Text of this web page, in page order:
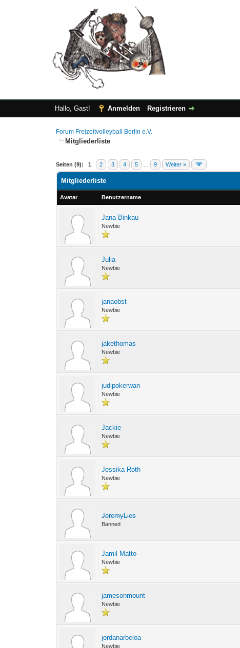
Hallo, Gast! Anmelden Registrieren
Forum Freizeitvolleyball Berlin e.V.
Mitgliederliste
Seiten (9): 1 2 3 4 5 9 Weiter »
Mitgliederliste
Avatar Benutzername
Jana Binkau
Newbie
Julia
Newbie
janaobst
Newbie
jakethomas
Newbie
judipokerwan
Newbie
Jackie
Newbie
Jessika Roth
Newbie
JeremyLies
Banned
Jamil Matto
Newbie
jamesonmount
Newbie
jordanarbeloa
Newbie